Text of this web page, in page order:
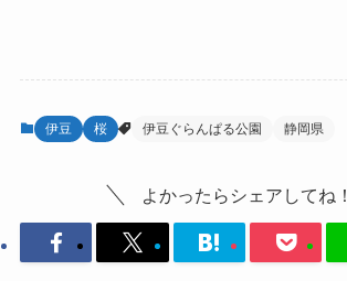
伊豆 桜 伊豆ぐらんぱる公園 静岡県
よかったらシェアしてね！